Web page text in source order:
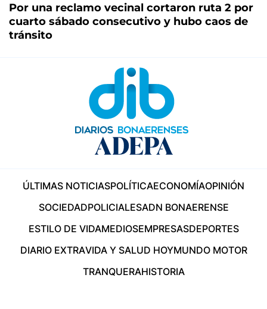
Por una reclamo vecinal cortaron ruta 2 por
cuarto sábado consecutivo y hubo caos de
tránsito
ÚLTIMAS NOTICIASPOLÍTICAECONOMÍAOPINIÓN
SOCIEDADPOLICIALESADN BONAERENSE
ESTILO DE VIDAMEDIOSEMPRESASDEPORTES
DIARIO EXTRAVIDA Y SALUD HOYMUNDO MOTOR
TRANQUERAHISTORIA